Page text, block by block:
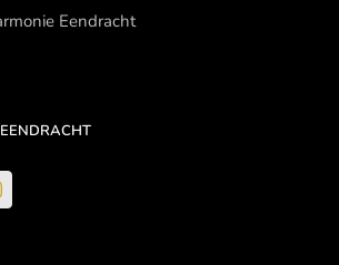
Eendracht